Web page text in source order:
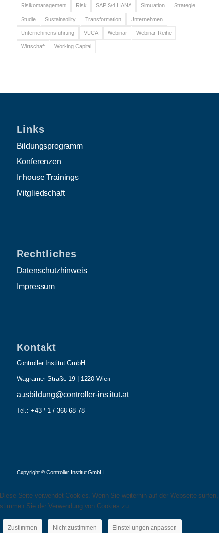
Risikomanagement Risk SAP S/4 HANA Simulation Strategie
Studie Sustainability Transformation Unternehmen
Unternehmensführung VUCA Webinar Webinar-Reihe
Wirtschaft Working Capital
Links
Bildungsprogramm
Konferenzen
Inhouse Trainings
Mitgliedschaft
Rechtliches
Datenschutzhinweis
Impressum
Kontakt
Controller Institut GmbH
Wagramer Straße 19 | 1220 Wien
ausbildung@controller-institut.at
Tel.: +43 / 1 / 368 68 78
Copyright © Controller Institut GmbH
Diese Seite verwendet Cookies. Wenn Sie weiterhin auf der Webseite surfen,
stimmen Sie der Verwendung von Cookies zu.
Zustimmen Nicht zustimmen Einstellungen anpassen